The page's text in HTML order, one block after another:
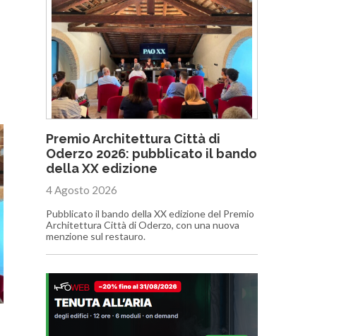
Premio Architettura Città di
Oderzo 2026: pubblicato il bando
della XX edizione
4 Agosto 2026
Pubblicato il bando della XX edizione del Premio
Architettura Città di Oderzo, con una nuova
menzione sul restauro.